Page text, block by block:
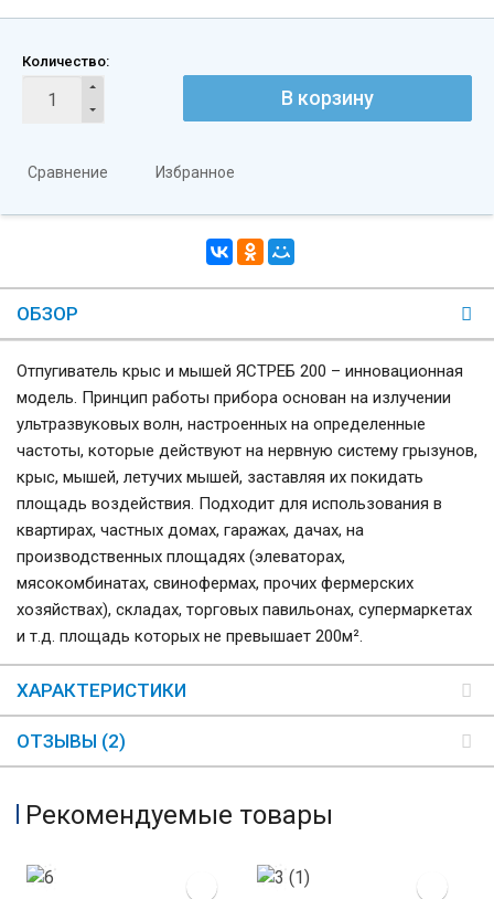
Количество:
В корзину
Сравнение Избранное
ОБЗОР
Отпугиватель крыс и мышей ЯСТРЕБ 200 – инновационная
модель. Принцип работы прибора основан на излучении
ультразвуковых волн, настроенных на определенные
частоты, которые действуют на нервную систему грызунов,
крыс, мышей, летучих мышей, заставляя их покидать
площадь воздействия. Подходит для использования в
квартирах, частных домах, гаражах, дачах, на
производственных площадях (элеваторах,
мясокомбинатах, свинофермах, прочих фермерских
хозяйствах), складах, торговых павильонах, супермаркетах
и т.д. площадь которых не превышает 200м².
ХАРАКТЕРИСТИКИ
ОТЗЫВЫ (2)
Рекомендуемые товары